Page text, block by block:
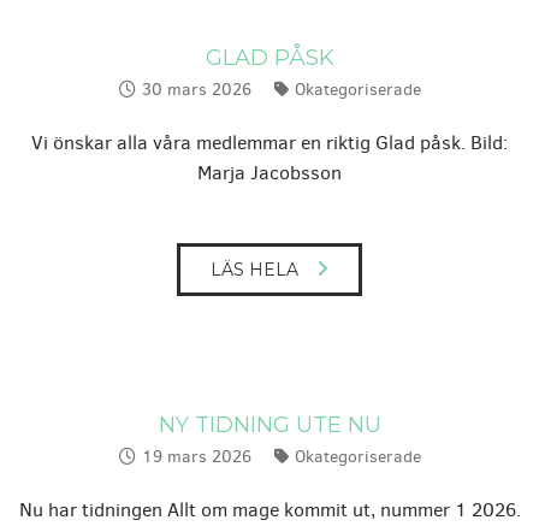
GLAD PÅSK
Publicerat:
30 mars 2026 Kategorier:
Okategoriserade
Vi önskar alla våra medlemmar en riktig Glad påsk. Bild:
Marja Jacobsson
LÄS HELA
NY TIDNING UTE NU
Publicerat:
19 mars 2026 Kategorier:
Okategoriserade
Nu har tidningen Allt om mage kommit ut, nummer 1 2026.